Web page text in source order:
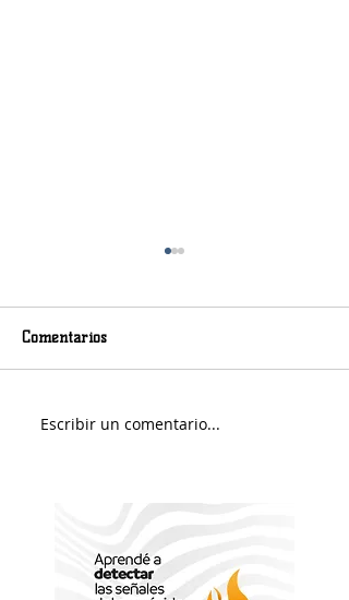
Comentarios
Escribir un comentario...